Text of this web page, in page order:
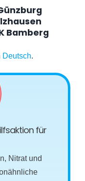
Bamberg
Deutsch.
für
Nitrat und